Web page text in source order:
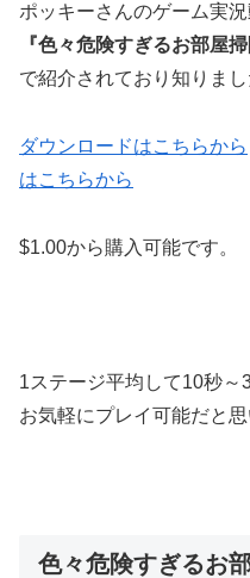
ポッキーさんのゲーム実
『色々危険すぎるお部屋
で紹介されており知りまし
ダウンロードはこちらから
はこちらから
$1.00から購入可能です。
1ステージ平均して10秒～
お気軽にプレイ可能だと思
色々危険すぎるお